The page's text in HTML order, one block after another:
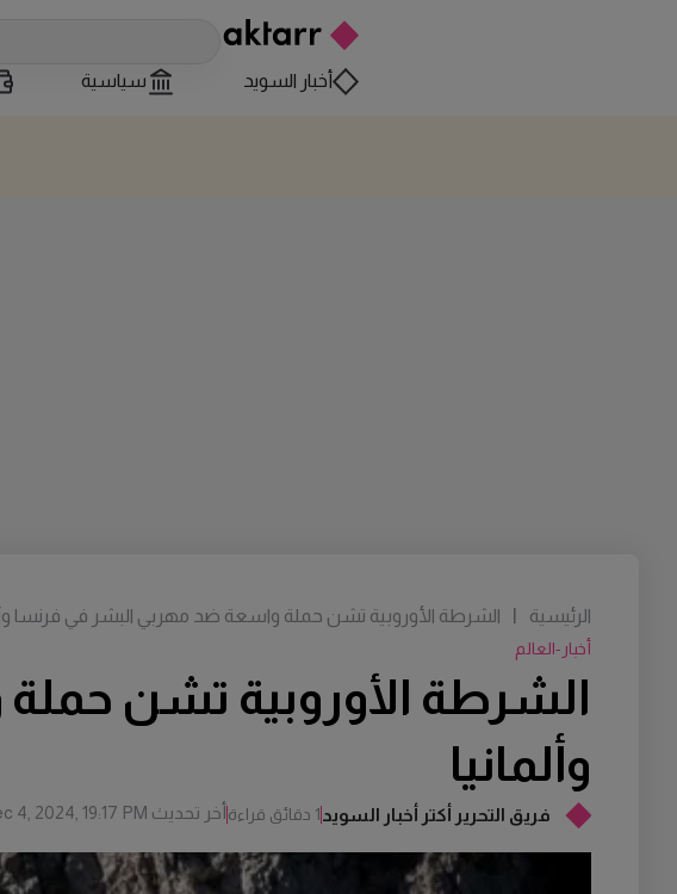
أخبار السويد سياسية
فريق التحرير أكتر أخبار السويد1 دقائق قراءة أخر تحديث 4, 2024, 19:17 PM
الشرطة الأوروبية تشن
وألمانيا
أخبار-العالم
الرئيسية الشرطة الأوروبية تشن حملة واسعة ضد مهربي البشر في فرنسا